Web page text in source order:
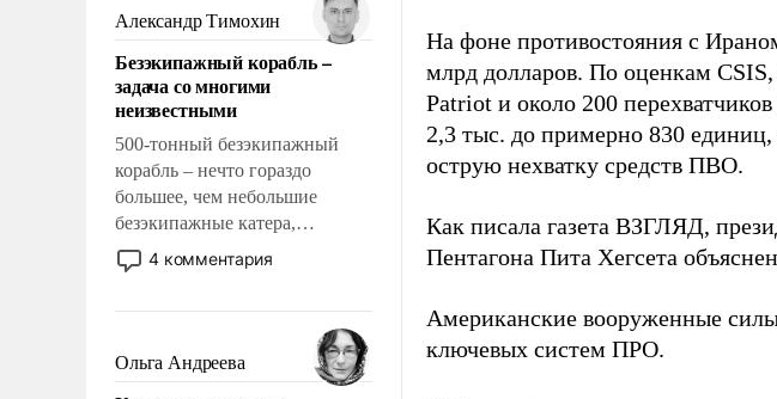
образованных людей. Иногда
казалось, что эти вопросы
решены раз и навсегда, но –
нет, не решены.
Александр Тимохин
Безэкипажный корабль –
задача со многими
неизвестными
500-тонный безэкипажный
корабль – нечто гораздо
большее, чем небольшие
безэкипажные катера,
применение которых уже
стало обыденностью. Задача по
сложна и амбициозна. Однако
и ее реализация радикально
поднимет наши боевые
4 комментария
Ольга Андреева
На фоне противостояния с
млрд долларов. По оценкам CSIS,
Patriot и около 200
2,3 тыс. до примерно 830
острую нехватку средств ПВО.
Как писала газета ВЗГЛЯД,
Пентагона Пита Хегсета
Американские вооруженные
ключевых систем ПРО.